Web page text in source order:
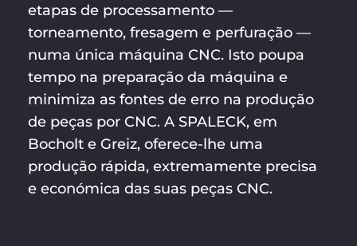
etapas de processamento —
torneamento, fresagem e perfuração —
numa única máquina CNC. Isto poupa
tempo na preparação da máquina e
minimiza as fontes de erro na produção
de peças por CNC. A SPALECK, em
Bocholt e Greiz, oferece-lhe uma
produção rápida, extremamente precisa
e económica das suas peças CNC.